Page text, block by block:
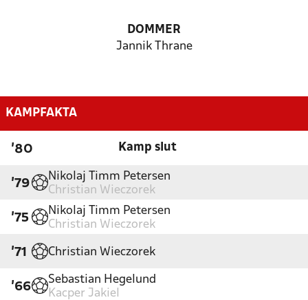
DOMMER
Jannik Thrane
KAMPFAKTA
'80 Kamp slut
'79
Nikolaj Timm Petersen
Christian Wieczorek
'75
Nikolaj Timm Petersen
Christian Wieczorek
'71 Christian Wieczorek
'66
Sebastian Hegelund
Kacper Jakiel